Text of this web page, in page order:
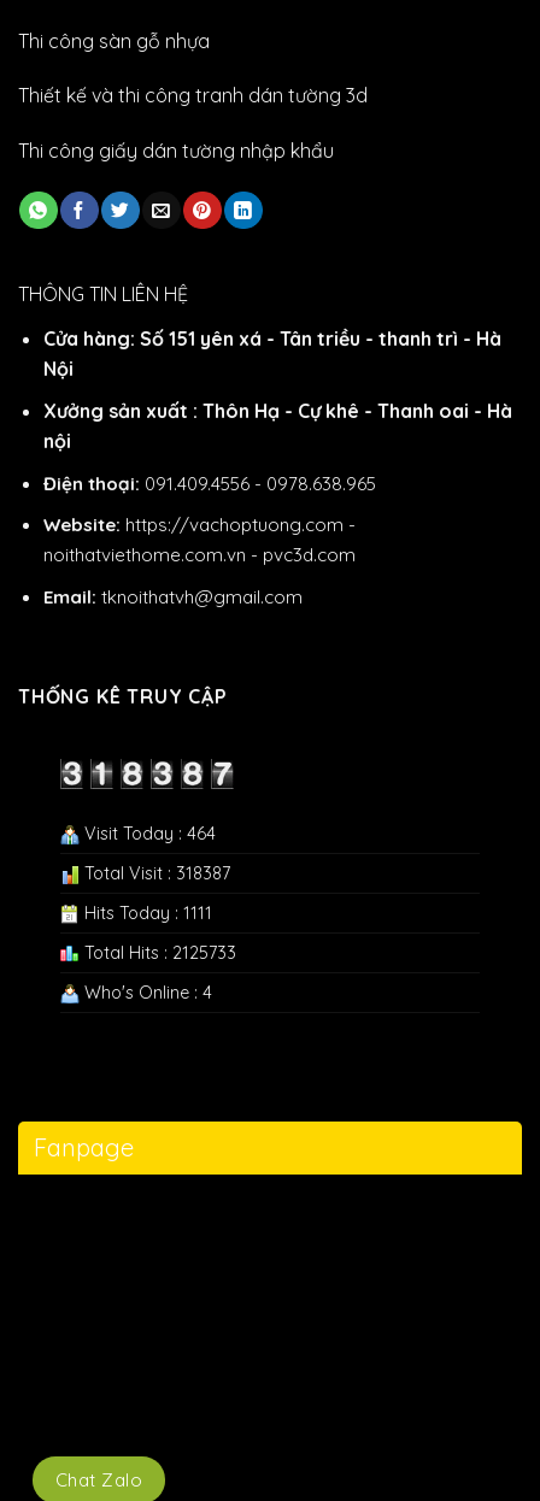
Chat Zalo
Thi công sàn gỗ nhựa
Thiết kế và thi công tranh dán tường 3d
Thi công giấy dán tường nhập khẩu
THÔNG TIN LIÊN HỆ
Cửa hàng: Số 151 yên xá - Tân triều - thanh trì - Hà
Nội
Xưởng sản xuất : Thôn Hạ - Cự khê - Thanh oai - Hà
nội
Điện thoại: 091.409.4556 - 0978.638.965
Website: https://vachoptuong.com -
noithatviethome.com.vn - pvc3d.com
Email: tknoithatvh@gmail.com
THỐNG KÊ TRUY CẬP
Visit Today : 464
Total Visit : 318387
Hits Today : 1111
Total Hits : 2125733
Who's Online : 4
Fanpage